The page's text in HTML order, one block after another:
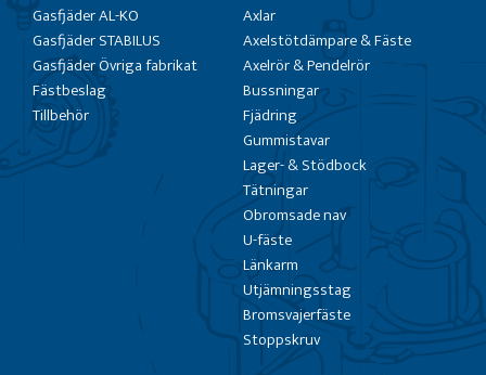
Gasfjäder AL-KO
Gasfjäder STABILUS
Gasfjäder Övriga fabrikat
Fästbeslag
Tillbehör
Axlar
Axelstötdämpare & Fäste
Axelrör & Pendelrör
Bussningar
Fjädring
Gummistavar
Lager- & Stödbock
Tätningar
Obromsade nav
U-fäste
Länkarm
Utjämningsstag
Bromsvajerfäste
Stoppskruv